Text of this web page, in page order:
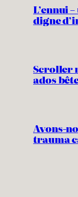
L’ennui
digne
Scroller
ados
Avons-
trauma